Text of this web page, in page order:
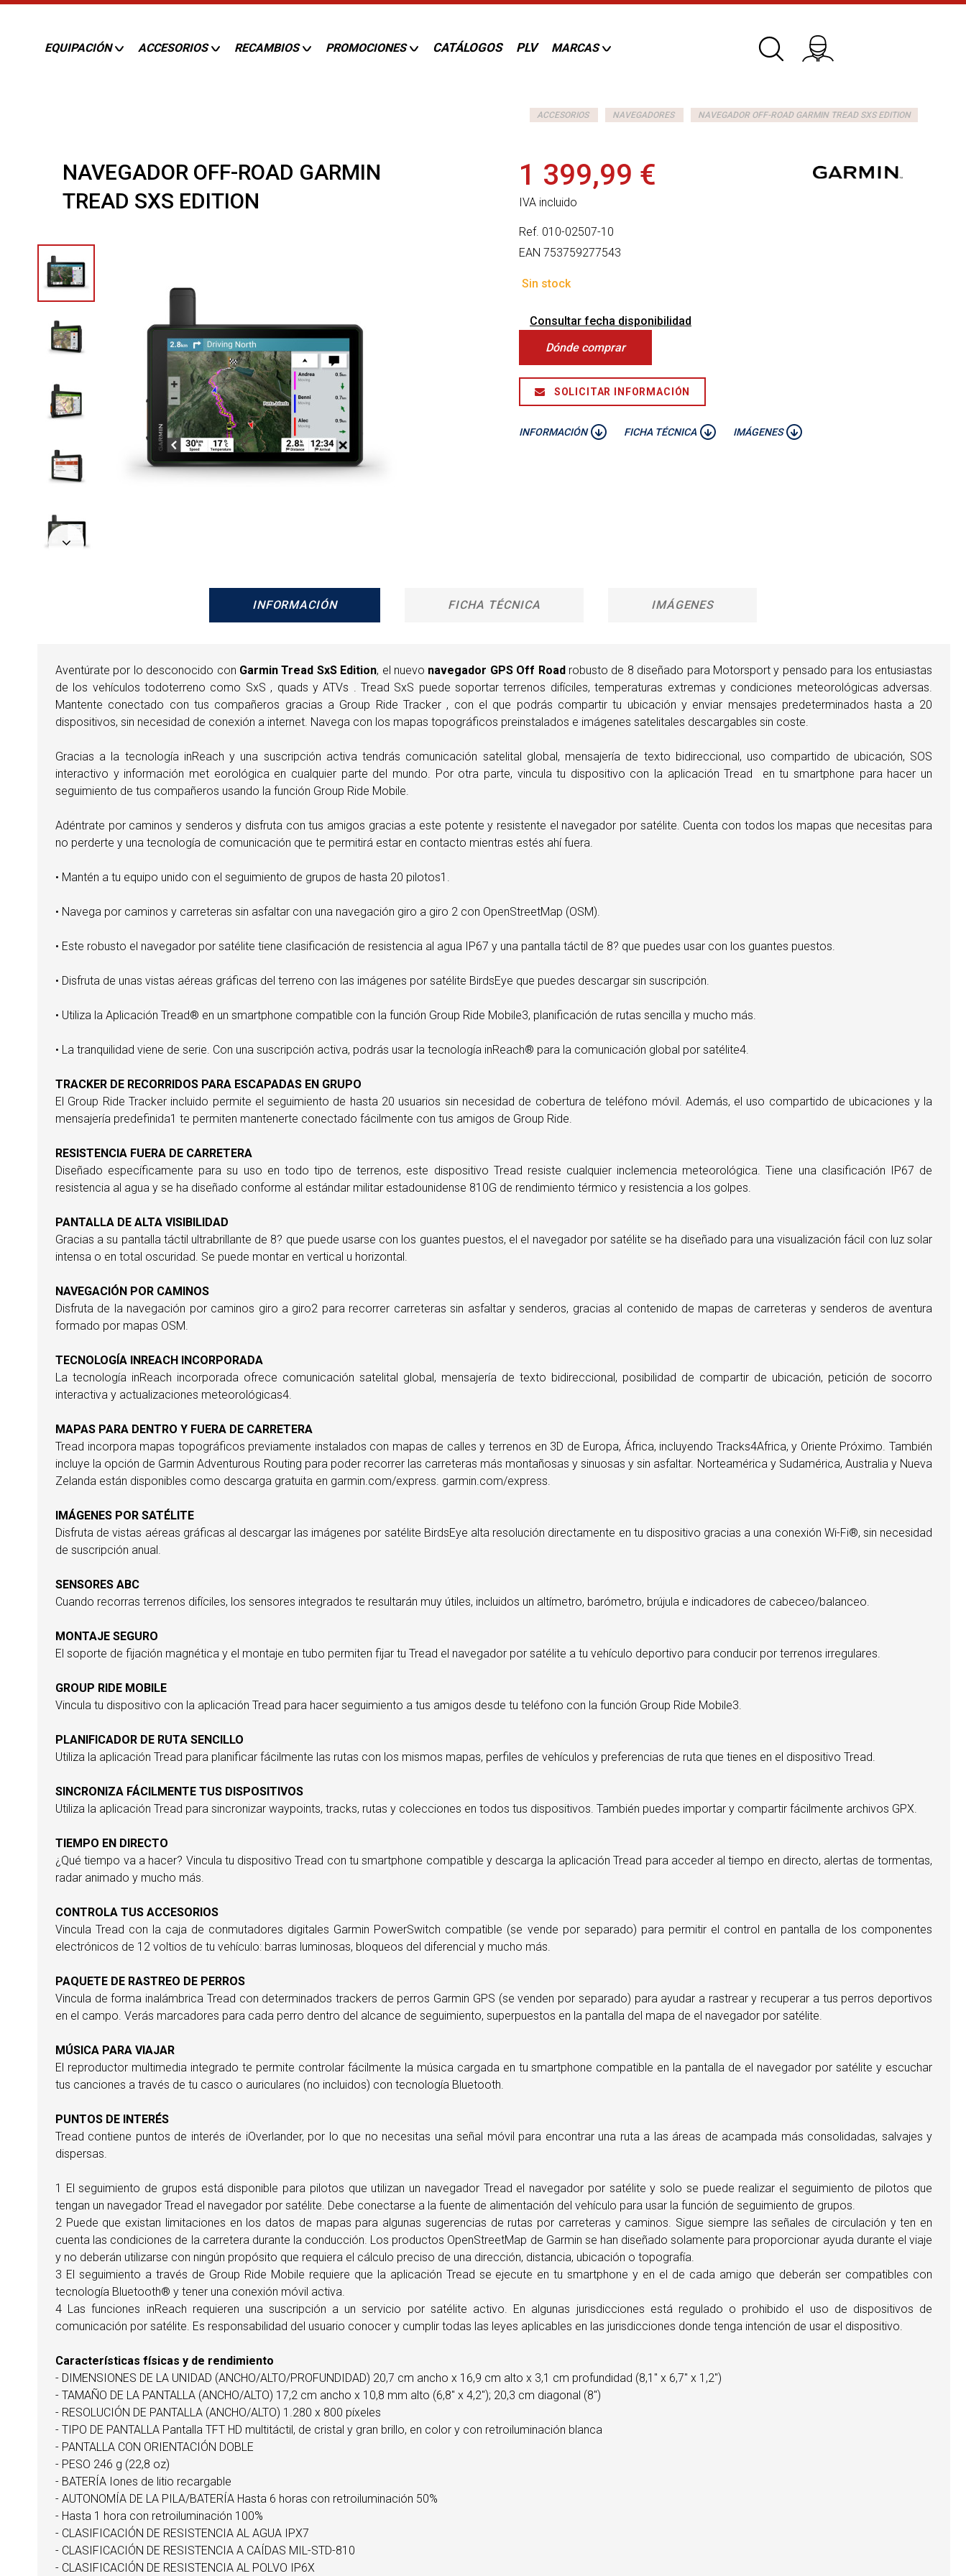
EQUIPACIÓN ACCESORIOS RECAMBIOS PROMOCIONES CATÁLOGOS PLV MARCAS
ACCESORIOS NAVEGADORES NAVEGADOR OFF-ROAD GARMIN TREAD SXS EDITION
NAVEGADOR OFF-ROAD GARMIN
TREAD SXS EDITION
1 399,99 €
IVA incluido
Ref. 010-02507-10
EAN 753759277543
Sin stock
Consultar fecha disponibilidad
Dónde comprar
SOLICITAR INFORMACIÓN
INFORMACIÓN FICHA TÉCNICA IMÁGENES
INFORMACIÓN FICHA TÉCNICA IMÁGENES
Aventúrate por lo desconocido con Garmin Tread SxS Edition, el nuevo navegador GPS Off Roadrobusto de 8 diseñado para Motorsport y pensado para los entusiastas
de los vehículos todoterreno como SxS , quads y ATVs . Tread SxS puede soportar terrenos difíciles, temperaturas extremas y condiciones meteorológicas adversas.
Mantente conectado con tus compañeros gracias a Group Ride Tracker , con el que podrás compartir tu ubicación y enviar mensajes predeterminados hasta a 20
dispositivos, sin necesidad de conexión a internet. Navega con los mapas topográficos preinstalados e imágenes satelitales descargables sin coste.
Gracias a la tecnología inReach y una suscripción activa tendrás comunicación satelital global, mensajería de texto bidireccional, uso compartido de ubicación, SOS
interactivo y información met eorológica en cualquier parte del mundo. Por otra parte, vincula tu dispositivo con la aplicación Tread en tu smartphone para hacer un
seguimiento de tus compañeros usando la función Group Ride Mobile.
Adéntrate por caminos y senderos y disfruta con tus amigos gracias a este potente y resistente el navegador por satélite. Cuenta con todos los mapas que necesitas para
no perderte y una tecnología de comunicación que te permitirá estar en contacto mientras estés ahí fuera.
• Mantén a tu equipo unido con el seguimiento de grupos de hasta 20 pilotos1.
• Navega por caminos y carreteras sin asfaltar con una navegación giro a giro 2 con OpenStreetMap (OSM).
• Este robusto el navegador por satélite tiene clasificación de resistencia al agua IP67 y una pantalla táctil de 8? que puedes usar con los guantes puestos.
• Disfruta de unas vistas aéreas gráficas del terreno con las imágenes por satélite BirdsEye que puedes descargar sin suscripción.
• Utiliza la Aplicación Tread® en un smartphone compatible con la función Group Ride Mobile3, planificación de rutas sencilla y mucho más.
• La tranquilidad viene de serie. Con una suscripción activa, podrás usar la tecnología inReach® para la comunicación global por satélite4.
TRACKER DE RECORRIDOS PARA ESCAPADAS EN GRUPO
El Group Ride Tracker incluido permite el seguimiento de hasta 20 usuarios sin necesidad de cobertura de teléfono móvil. Además, el uso compartido de ubicaciones y la
mensajería predefinida1 te permiten mantenerte conectado fácilmente con tus amigos de Group Ride.
RESISTENCIA FUERA DE CARRETERA
Diseñado específicamente para su uso en todo tipo de terrenos, este dispositivo Tread resiste cualquier inclemencia meteorológica. Tiene una clasificación IP67 de
resistencia al agua y se ha diseñado conforme al estándar militar estadounidense 810G de rendimiento térmico y resistencia a los golpes.
PANTALLA DE ALTA VISIBILIDAD
Gracias a su pantalla táctil ultrabrillante de 8? que puede usarse con los guantes puestos, el el navegador por satélite se ha diseñado para una visualización fácil con luz solar
intensa o en total oscuridad. Se puede montar en vertical u horizontal.
NAVEGACIÓN POR CAMINOS
Disfruta de la navegación por caminos giro a giro2 para recorrer carreteras sin asfaltar y senderos, gracias al contenido de mapas de carreteras y senderos de aventura
formado por mapas OSM.
TECNOLOGÍA INREACH INCORPORADA
La tecnología inReach incorporada ofrece comunicación satelital global, mensajería de texto bidireccional, posibilidad de compartir de ubicación, petición de socorro
interactiva y actualizaciones meteorológicas4.
MAPAS PARA DENTRO Y FUERA DE CARRETERA
Tread incorpora mapas topográficos previamente instalados con mapas de calles y terrenos en 3D de Europa, África, incluyendo Tracks4Africa, y Oriente Próximo. También
incluye la opción de Garmin Adventurous Routing para poder recorrer las carreteras más montañosas y sinuosas y sin asfaltar. Norteamérica y Sudamérica, Australia y Nueva
Zelanda están disponibles como descarga gratuita en garmin.com/express. garmin.com/express.
IMÁGENES POR SATÉLITE
Disfruta de vistas aéreas gráficas al descargar las imágenes por satélite BirdsEye alta resolución directamente en tu dispositivo gracias a una conexión Wi-Fi®, sin necesidad
de suscripción anual.
SENSORES ABC
Cuando recorras terrenos difíciles, los sensores integrados te resultarán muy útiles, incluidos un altímetro, barómetro, brújula e indicadores de cabeceo/balanceo.
MONTAJE SEGURO
El soporte de fijación magnética y el montaje en tubo permiten fijar tu Tread el navegador por satélite a tu vehículo deportivo para conducir por terrenos irregulares.
GROUP RIDE MOBILE
Vincula tu dispositivo con la aplicación Tread para hacer seguimiento a tus amigos desde tu teléfono con la función Group Ride Mobile3.
PLANIFICADOR DE RUTA SENCILLO
Utiliza la aplicación Tread para planificar fácilmente las rutas con los mismos mapas, perfiles de vehículos y preferencias de ruta que tienes en el dispositivo Tread.
SINCRONIZA FÁCILMENTE TUS DISPOSITIVOS
Utiliza la aplicación Tread para sincronizar waypoints, tracks, rutas y colecciones en todos tus dispositivos. También puedes importar y compartir fácilmente archivos GPX.
TIEMPO EN DIRECTO
¿Qué tiempo va a hacer? Vincula tu dispositivo Tread con tu smartphone compatible y descarga la aplicación Tread para acceder al tiempo en directo, alertas de tormentas,
radar animado y mucho más.
CONTROLA TUS ACCESORIOS
Vincula Tread con la caja de conmutadores digitales Garmin PowerSwitch compatible (se vende por separado) para permitir el control en pantalla de los componentes
electrónicos de 12 voltios de tu vehículo: barras luminosas, bloqueos del diferencial y mucho más.
PAQUETE DE RASTREO DE PERROS
Vincula de forma inalámbrica Tread con determinados trackers de perros Garmin GPS (se venden por separado) para ayudar a rastrear y recuperar a tus perros deportivos
en el campo. Verás marcadores para cada perro dentro del alcance de seguimiento, superpuestos en la pantalla del mapa de el navegador por satélite.
MÚSICA PARA VIAJAR
El reproductor multimedia integrado te permite controlar fácilmente la música cargada en tu smartphone compatible en la pantalla de el navegador por satélite y escuchar
tus canciones a través de tu casco o auriculares (no incluidos) con tecnología Bluetooth.
PUNTOS DE INTERÉS
Tread contiene puntos de interés de iOverlander, por lo que no necesitas una señal móvil para encontrar una ruta a las áreas de acampada más consolidadas, salvajes y
dispersas.
1 El seguimiento de grupos está disponible para pilotos que utilizan un navegador Tread el navegador por satélite y solo se puede realizar el seguimiento de pilotos que
tengan un navegador Tread el navegador por satélite. Debe conectarse a la fuente de alimentación del vehículo para usar la función de seguimiento de grupos.
2 Puede que existan limitaciones en los datos de mapas para algunas sugerencias de rutas por carreteras y caminos. Sigue siempre las señales de circulación y ten en
cuenta las condiciones de la carretera durante la conducción. Los productos OpenStreetMap de Garmin se han diseñado solamente para proporcionar ayuda durante el viaje
y no deberán utilizarse con ningún propósito que requiera el cálculo preciso de una dirección, distancia, ubicación o topografía.
3 El seguimiento a través de Group Ride Mobile requiere que la aplicación Tread se ejecute en tu smartphone y en el de cada amigo que deberán ser compatibles con
tecnología Bluetooth® y tener una conexión móvil activa.
4 Las funciones inReach requieren una suscripción a un servicio por satélite activo. En algunas jurisdicciones está regulado o prohibido el uso de dispositivos de
comunicación por satélite. Es responsabilidad del usuario conocer y cumplir todas las leyes aplicables en las jurisdicciones donde tenga intención de usar el dispositivo.
Características físicas y de rendimiento
- DIMENSIONES DE LA UNIDAD (ANCHO/ALTO/PROFUNDIDAD) 20,7 cm ancho x 16,9 cm alto x 3,1 cm profundidad (8,1" x 6,7" x 1,2")
- TAMAÑO DE LA PANTALLA (ANCHO/ALTO) 17,2 cm ancho x 10,8 mm alto (6,8" x 4,2"); 20,3 cm diagonal (8")
- RESOLUCIÓN DE PANTALLA (ANCHO/ALTO) 1.280 x 800 píxeles
- TIPO DE PANTALLA Pantalla TFT HD multitáctil, de cristal y gran brillo, en color y con retroiluminación blanca
- PANTALLA CON ORIENTACIÓN DOBLE
- PESO 246 g (22,8 oz)
- BATERÍA Iones de litio recargable
- AUTONOMÍA DE LA PILA/BATERÍA Hasta 6 horas con retroiluminación 50%
- Hasta 1 hora con retroiluminación 100%
- CLASIFICACIÓN DE RESISTENCIA AL AGUA IPX7
- CLASIFICACIÓN DE RESISTENCIA A CAÍDAS MIL-STD-810
- CLASIFICACIÓN DE RESISTENCIA AL POLVO IP6X